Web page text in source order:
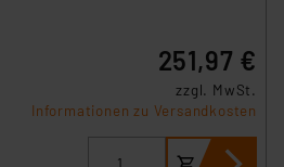
251,97 €
zzgl. MwSt.
Informationen zu Versandkosten